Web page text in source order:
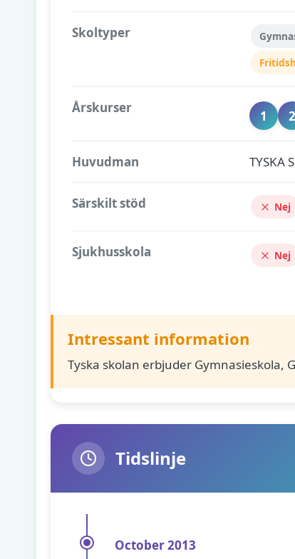
Skoltyper
Årskurser 1 2
Huvudman TYSKA
Särskilt stöd Nej
Sjukhusskola Nej
Intressant information
Tyska skolan erbjuder Gymnasieskola,
Tidslinje
October 2013